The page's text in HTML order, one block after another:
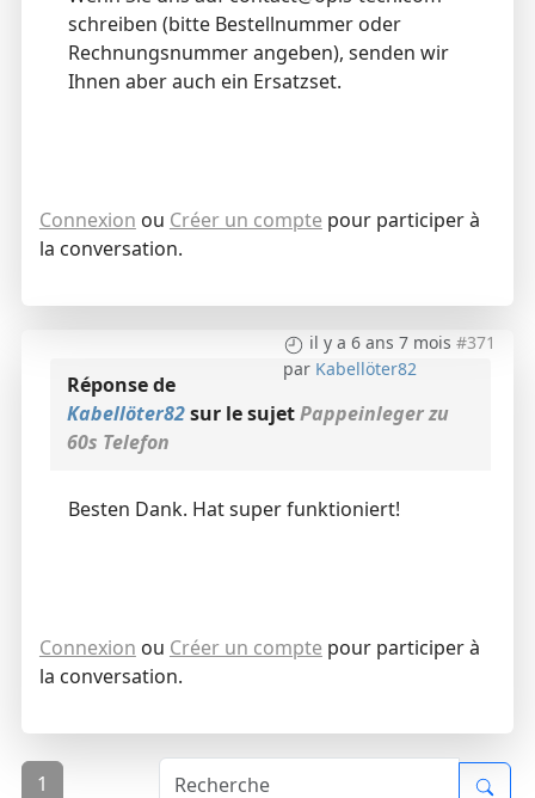
schreiben (bitte Bestellnummer oder
Rechnungsnummer angeben), senden wir
Ihnen aber auch ein Ersatzset.
Connexion ou Créer un compte pour participer à
la conversation.
il y a 6 ans 7 mois #371
par Kabellöter82
Réponse de
Kabellöter82sur le sujetPappeinleger zu
60s Telefon
Besten Dank. Hat super funktioniert!
Connexion ou Créer un compte pour participer à
la conversation.
1